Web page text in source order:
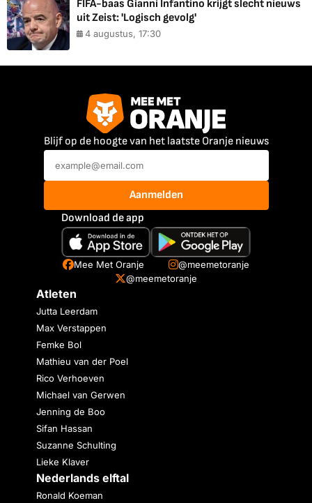
FIFA-baas Gianni Infantino krijgt slecht nieuws
uit Zeist: 'Logisch gevolg'
4 augustus, 17:30
Blijf op de hoogte van het laatste Oranje nieuws
Aanmelden
Download de app
Mee Met Oranje
@meemetoranje
@meemetoranje
Atleten
Jutta Leerdam
Max Verstappen
Femke Bol
Mathieu van der Poel
Rico Verhoeven
Michael van Gerwen
Jenning de Boo
Sifan Hassan
Suzanne Schulting
Lieke Klaver
Nederlands elftal
Ronald Koeman